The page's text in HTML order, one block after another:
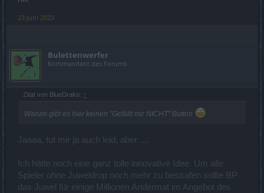
23 Juni 2023
Bulettenwerfer
Kommandant des Forums
Zitat von BlueDrako: ↑
Warum gibt es hier keinen "Gefällt mir NICHT" Button
Jaaaa, tut mir ja auch leid, aber ....
Ich hätte noch eine ganz tolle innovative Idee. Um alle
Spieler ohne Juweldrop noch mehr zu bestrafen sollte BP
das Juwel für einige Millionen Andermat im Angebot des